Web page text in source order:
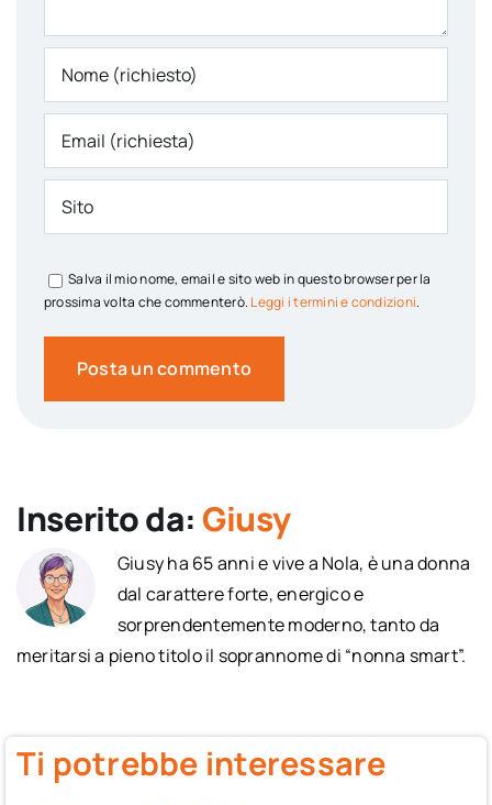
Salva il mio nome, email e sito web in questo browser per la
prossima volta che commenterò. Leggi i termini e condizioni.
Inserito da: Giusy
Giusy ha 65 anni e vive a Nola, è una donna
dal carattere forte, energico e
sorprendentemente moderno, tanto da
meritarsi a pieno titolo il soprannome di “nonna smart”.
Ti potrebbe interessare